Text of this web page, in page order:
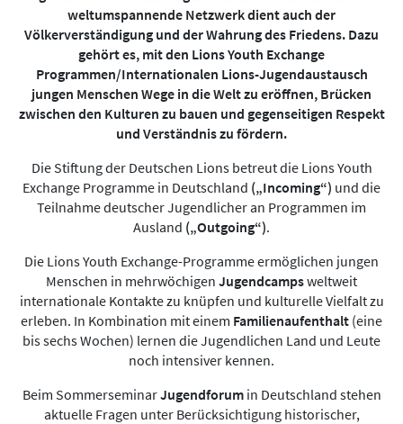
weltumspannende Netzwerk dient auch der
Völkerverständigung und der Wahrung des Friedens. Dazu
gehört es, mit den Lions Youth Exchange
Programmen/Internationalen Lions-Jugendaustausch
jungen Menschen Wege in die Welt zu eröffnen, Brücken
zwischen den Kulturen zu bauen und gegenseitigen Respekt
und Verständnis zu fördern.
Die Stiftung der Deutschen Lions betreut die Lions Youth
Exchange Programme in Deutschland („Incoming“) und die
Teilnahme deutscher Jugendlicher an Programmen im
Ausland („Outgoing“).
Die Lions Youth Exchange-Programme ermöglichen jungen
Menschen in mehrwöchigen Jugendcampsweltweit
internationale Kontakte zu knüpfen und kulturelle Vielfalt zu
erleben. In Kombination mit einem Familienaufenthalt (eine
bis sechs Wochen) lernen die Jugendlichen Land und Leute
noch intensiver kennen.
Beim SommerseminarJugendforum in Deutschland stehen
aktuelle Fragen unter Berücksichtigung historischer,